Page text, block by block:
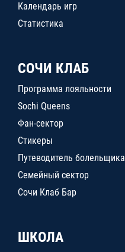
Календарь игр
Статистика
СОЧИ КЛАБ
Программа лояльности
Sochi Queens
Фан-сектор
Стикеры
Путеводитель болельщика
Семейный сектор
Сочи Клаб Бар
ШКОЛА